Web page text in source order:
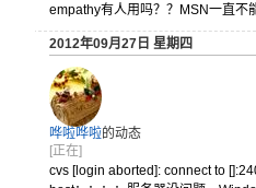
empathy有人用吗？？MSN一直不
2012年09月27日 星期四
哗啦哗啦的动态
[正在]
cvs [login aborted]: connect to